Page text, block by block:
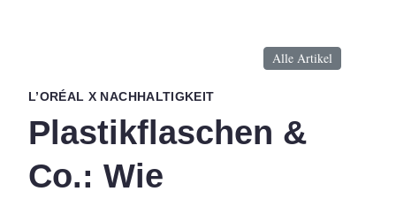
Alle Artikel
L’ORÉAL X NACHHALTIGKEIT
Plastikflaschen &
Co.: Wie